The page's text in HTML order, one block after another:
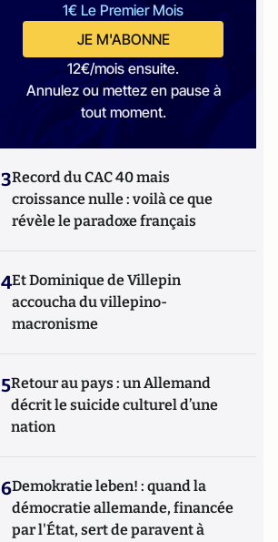
1€ Le Premier Mois
JE M'ABONNE
12€/mois ensuite.
Annulez ou mettez en pause à
tout moment.
3Record du CAC 40 mais
croissance nulle : voilà ce que
révèle le paradoxe français
4Et Dominique de Villepin
accoucha du villepino-
macronisme
5Retour au pays : un Allemand
décrit le suicide culturel d’une
nation
6Demokratie leben! : quand la
démocratie allemande, financée
par l'État, sert de paravent à